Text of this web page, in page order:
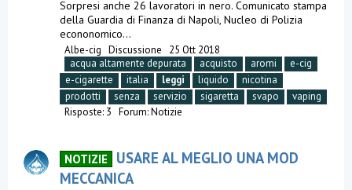
Sorpresi anche 26 lavoratori in nero. Comunicato stampa
della Guardia di Finanza di Napoli, Nucleo di Polizia
econonomico...
Albe-cig Discussione
25 Ott 2018
acqua altamente depurata
acquisto aromi
e-cig
e-cigarette
italia leggi liquido
nicotina
prodotti
senza servizio sigaretta svapo
vaping
Risposte: 3 Forum:Notizie
NOTIZIE
USARE AL MEGLIO UNA MOD
MECCANICA